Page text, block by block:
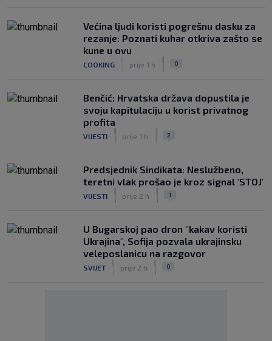
Većina ljudi koristi pogrešnu dasku za
rezanje: Poznati kuhar otkriva zašto se
kune u ovu
COOKING prije 1 h 0
Benčić: Hrvatska država dopustila je
svoju kapitulaciju u korist privatnog
profita
VIJESTI prije 1 h 2
Predsjednik Sindikata: Neslužbeno,
teretni vlak prošao je kroz signal 'STOJ'
VIJESTI prije 2 h 1
U Bugarskoj pao dron "kakav koristi
Ukrajina", Sofija pozvala ukrajinsku
veleposlanicu na razgovor
SVIJET prije 2 h 0